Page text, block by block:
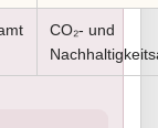
CO₂- und